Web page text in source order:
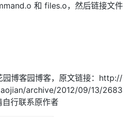
和 files.o，然后链接文件
园博客园博客，原文链接：http://
archive/2012/09/13/2683
行联系原作者